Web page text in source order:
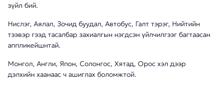
зүйл бий.
Нислэг, Аялал, Зочид буудал, Автобус, Галт тэрэг, Нийтийн
тээвэр гээд тасалбар захиалгын нэгдсэн үйлчилгээг багтаасан
аппликейшнтай.
Монгол, Англи, Япон, Солонгос, Хятад, Орос хэл дээр
дэлхийн хаанаас ч ашиглах боломжтой.